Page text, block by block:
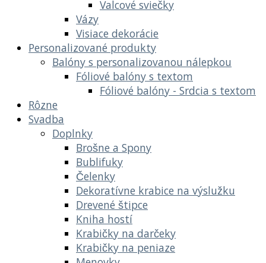
Valcové sviečky
Vázy
Visiace dekorácie
Personalizované produkty
Balóny s personalizovanou nálepkou
Fóliové balóny s textom
Fóliové balóny - Srdcia s textom
Rôzne
Svadba
Doplnky
Brošne a Spony
Bublifuky
Čelenky
Dekoratívne krabice na výslužku
Drevené štipce
Kniha hostí
Krabičky na darčeky
Krabičky na peniaze